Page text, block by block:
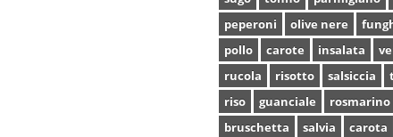
peperoni
olive nere
pollo
carote insalata
rucola
risotto salsiccia
riso
guanciale rosmarino
bruschetta
salvia carota